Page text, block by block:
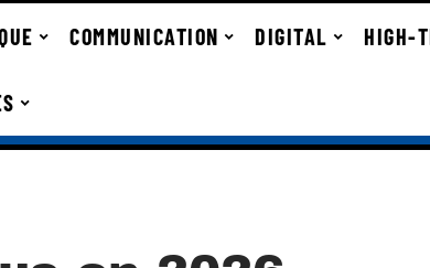
COMMUNICATION DIGITAL HIGH-